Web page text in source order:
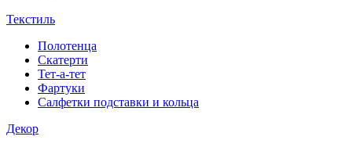
Текстиль
Полотенца
Скатерти
Тет-а-тет
Фартуки
Салфетки подставки и кольца
Декор